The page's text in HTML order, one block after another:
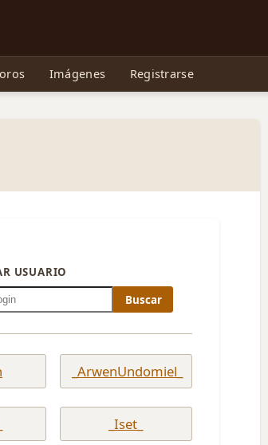
Imágenes Registrarse
USUARIO
Buscar
_ArwenUndomiel_
_Iset_